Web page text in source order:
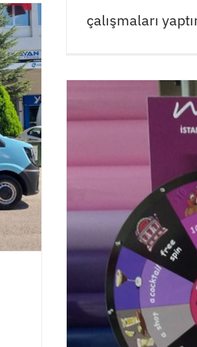
çalışmaları